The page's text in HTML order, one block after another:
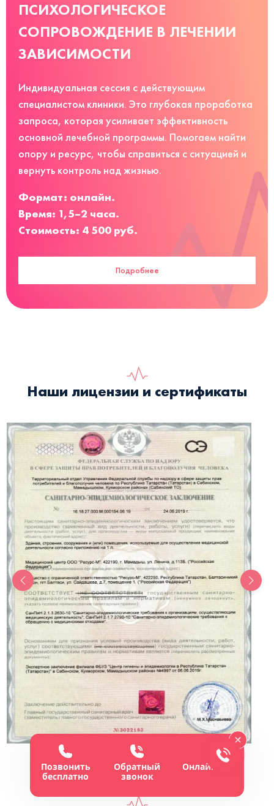
ПСИХОЛОГИЧЕСКОЕ
СОПРОВОЖДЕНИЕ В ЛЕЧЕНИИ
ЗАВИСИМОСТИ
Индивидуальная сессия с действующим
специалистом клиники. Это глубокая проработка
запроса, которая усиливает эффективность
основной лечебной программы. Помогаем найти
опору и ресурс, чтобы справиться с ситуацией и
вернуть контроль над жизнью.
Формат: онлайн.
Время: 1,5–2 часа.
Стоимость: 4 500 руб.
Подробнее
Наши лицензии и сертификаты
Позвонить
бесплатно
Обратный
звонок
Онлайн-чат